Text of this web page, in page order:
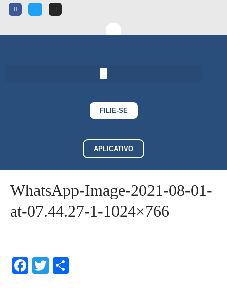
FILIE-SE
APLICATIVO
WhatsApp-Image-2021-08-01-
at-07.44.27-1-1024×766
F T